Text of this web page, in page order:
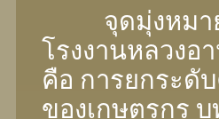
จุดมุ่งหมาย
โรงงานหลวงอ
คือ การยกระดั
ของเกษตรกร